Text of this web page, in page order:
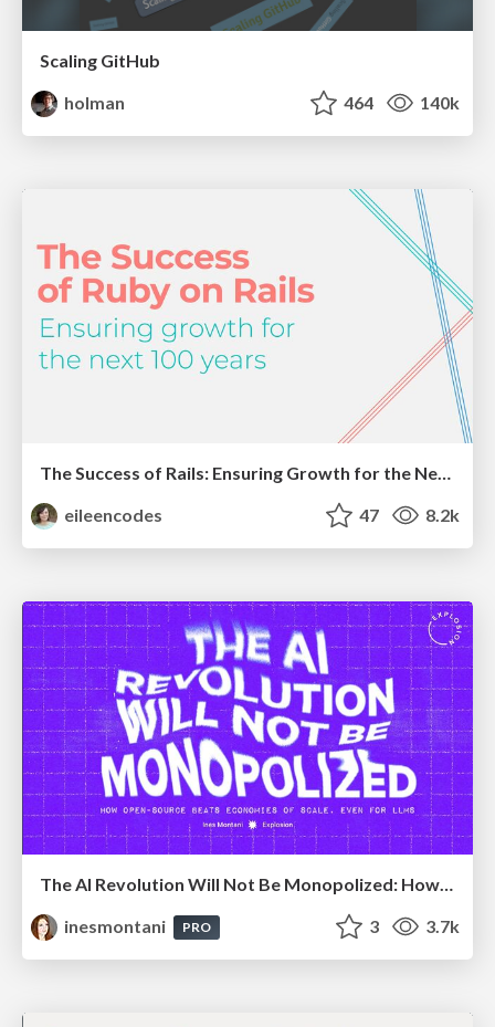
Scaling GitHub
holman
464 140k
eileencodes
47 8.2k
The AI Revolution Will Not Be Monopolized: How open-source beats economies of scale, even for LLMs
inesmontani
PRO 3 3.7k